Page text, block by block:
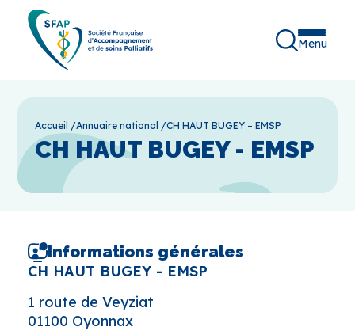
Menu
Accueil /Annuaire national /CH HAUT BUGEY – EMSP
CH HAUT BUGEY - EMSP
Informations générales
CH HAUT BUGEY - EMSP
1 route de Veyziat
01100 Oyonnax